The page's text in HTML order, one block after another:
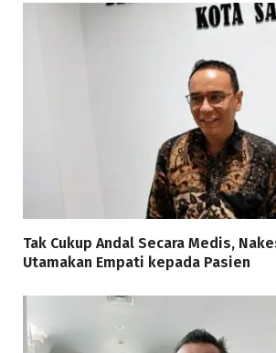
Tak Cukup Andal Secara Medis,
Utamakan Empati kepada Pasien